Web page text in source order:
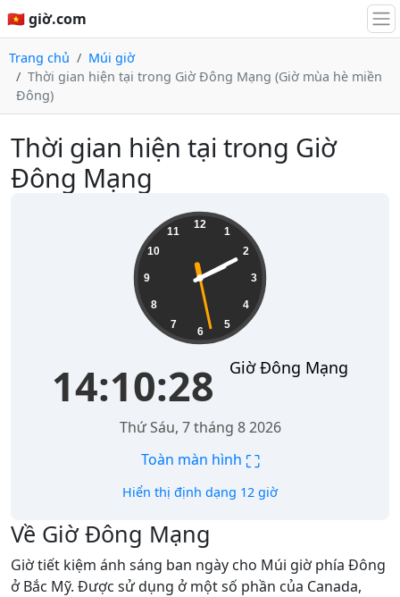
🇻🇳 giờ.com
Trang chủ
Múi giờ
Thời gian hiện tại trong Giờ Đông Mạng (Giờ mùa hè miền
Đông)
Thời gian hiện tại trong Giờ
Đông Mạng
12
1
2
3
4
5
6
7
8
9
10
11
14:10:28 Giờ Đông Mạng
Thứ Sáu, 7 tháng 8 2026
Toàn màn hình ⛶
Hiển thị định dạng 12 giờ
Về Giờ Đông Mạng
Giờ tiết kiệm ánh sáng ban ngày cho Múi giờ phía Đông
ở Bắc Mỹ. Được sử dụng ở một số phần của Canada,